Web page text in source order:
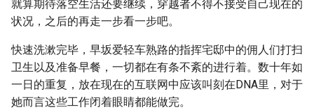
就算期待落空生活还要继续，穿越者不得不接受自己现在的
状况，之后的再走一步看一步吧。
快速洗漱完毕，早坂爱轻车熟路的指挥宅邸中的佣人们打扫
卫生以及准备早餐，一切都在有条不紊的进行着。数十年如
一日的重复，放在现在的互联网中应该叫刻在DNA里，对于
她而言这些工作闭着眼睛都能做完。